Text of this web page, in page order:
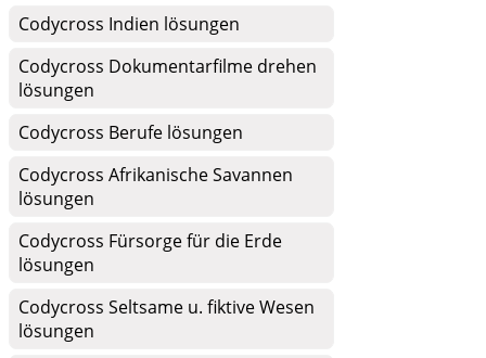
Codycross Indien lösungen
Codycross Dokumentarfilme drehen
lösungen
Codycross Berufe lösungen
Codycross Afrikanische Savannen
lösungen
Codycross Fürsorge für die Erde
lösungen
Codycross Seltsame u. fiktive Wesen
lösungen